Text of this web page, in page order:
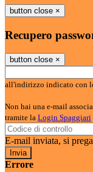
button close ×
Recupero
button close ×
all'indirizzo indicato con
Non hai una e-mail
tramite la Login Spaggiari
E-mail inviata, si
Errore